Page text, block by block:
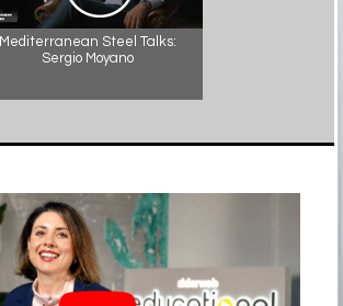
Mediterranean Steel Talks:
Sergio Moyano